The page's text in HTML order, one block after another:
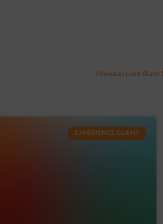
EXPÉRIENCE CLIENT
Nouveau Livre Blanc